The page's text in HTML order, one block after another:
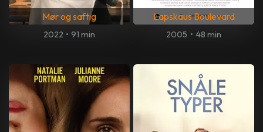
Mør og saftig
2022 • 91 min
Lapskaus Boulevard
2005 • 48 min